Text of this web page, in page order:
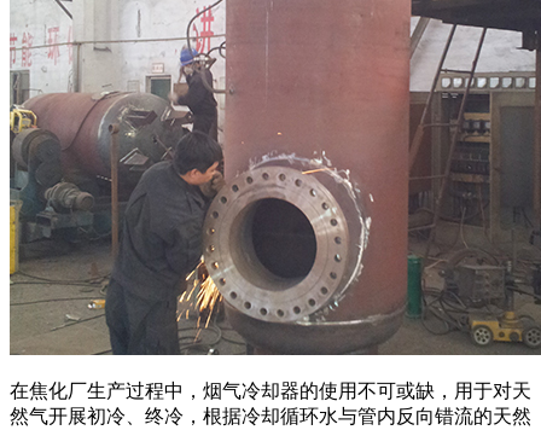
在焦化厂生产过程中，烟气冷却器的使用不可或缺，用于对天
然气开展初冷、终冷，根据冷却循环水与管内反向错流的天然